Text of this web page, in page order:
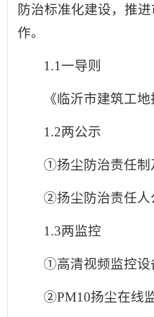
防治标准化建设，推
作。
1.1一导则
《临沂市建筑工
1.2两公示
①扬尘防治责任制
②扬尘防治责任人
1.3两监控
①高清视频监控设
②PM10扬尘在线